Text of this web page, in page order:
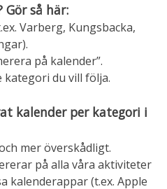
Gör så här:
Varberg, Kungsbacka,
på kalender”.
du vill följa.
kalender per kategori i
mer överskådligt.
på alla våra aktiviteter
kalenderappar (t.ex. Apple